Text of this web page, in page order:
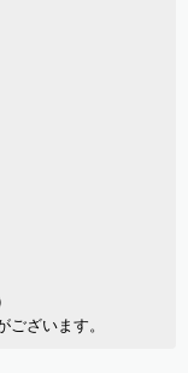
ざいます。